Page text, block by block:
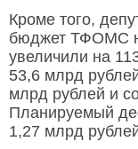
Кроме того,
бюджет ТФОМС
увеличили на
53,6 млрд
млрд рублей и
Планируемый
1,27 млрд